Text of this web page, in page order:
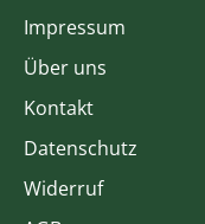
Impressum
Über uns
Kontakt
Datenschutz
Widerruf